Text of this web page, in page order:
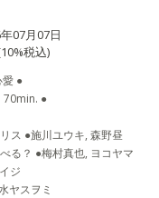
07月07日
税込)
愛 ●
70min. ●
ス ●施川ユウキ, 森野昼
る？ ●梅村真也, ヨコヤマ
ジ
ヤスヲミ